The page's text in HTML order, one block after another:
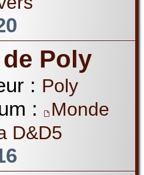
Poly
: Poly
:
Monde
D&D5